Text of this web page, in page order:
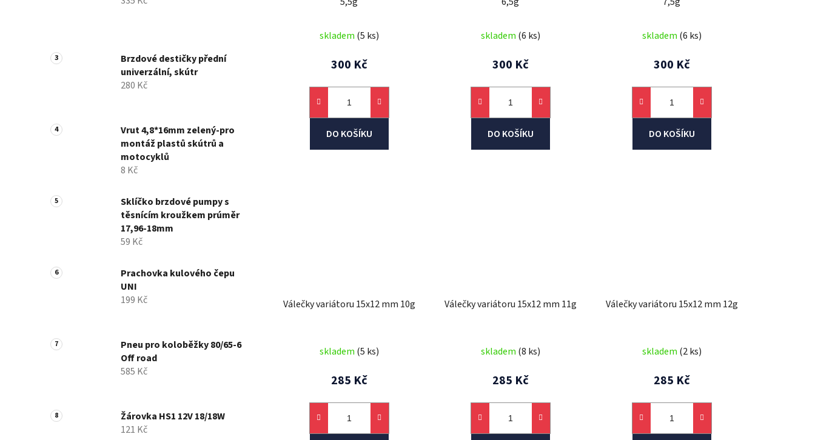
Brzdové destičky přední
univerzální, skútr
280 Kč
Vrut 4,8*16mm zelený-pro
montáž plastů skútrů a
motocyklů
8 Kč
Sklíčko brzdové pumpy s
těsnícím kroužkem prúměr
17,96-18mm
59 Kč
Prachovka kulového čepu
UNI
199 Kč
Pneu pro koloběžky 80/65-6
Off road
585 Kč
Žárovka HS1 12V 18/18W
121 Kč
skladem (5 ks)
300 Kč
DO KOŠÍKU
skladem (6 ks)
300 Kč
DO KOŠÍKU
skladem (6 ks)
300 Kč
DO KOŠÍKU
Válečky variátoru 15x12 mm 10g
skladem (5 ks)
285 Kč
Válečky variátoru 15x12 mm 11g
skladem (8 ks)
285 Kč
Válečky variátoru 15x12 mm 12g
skladem (2 ks)
285 Kč